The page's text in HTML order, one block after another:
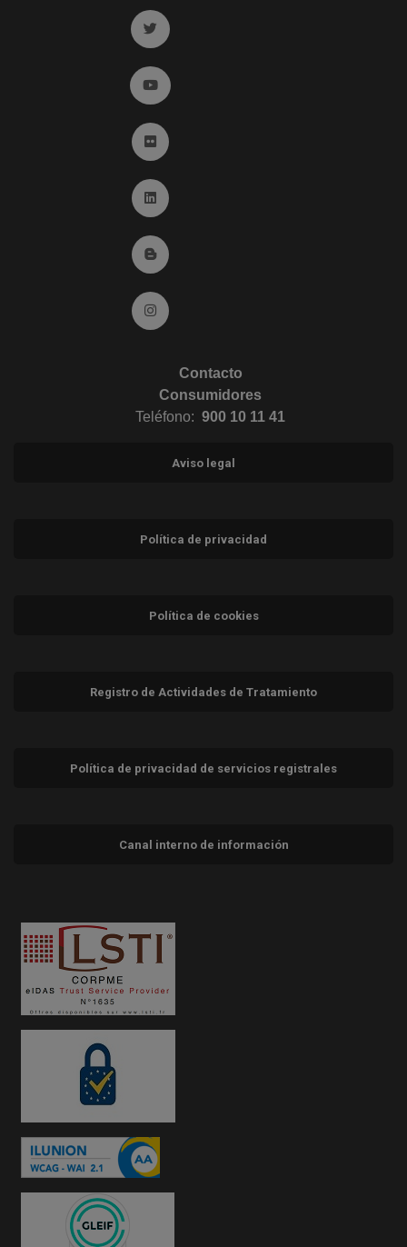
Ir a twitter (abre en ventana nueva)
Ir a YouTube (abre en ventana nueva)
Ir a Flickr (abre en ventana nueva)
Ir a Linkedin (abre en ventana nueva)
Ir al Blog (abre en ventana nueva)
Ir a Instagram (abre en ventana nueva)
Contacto
Consumidores
Teléfono: 900 10 11 41
Aviso legal
Política de privacidad
Política de cookies
Registro de Actividades de Tratamiento
Política de privacidad de servicios registrales
Canal interno de información